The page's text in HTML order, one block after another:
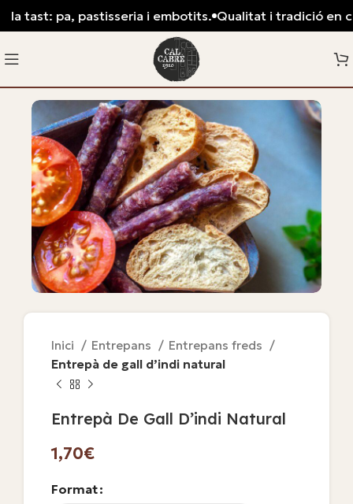
Inici Entrepans
Entrepans freds
Entrepà de gall d’indi natural
Entrepà De Gall D’indi Natural
€
Format
tast: pa, pastisseria i embotits. Qualitat i tradició en